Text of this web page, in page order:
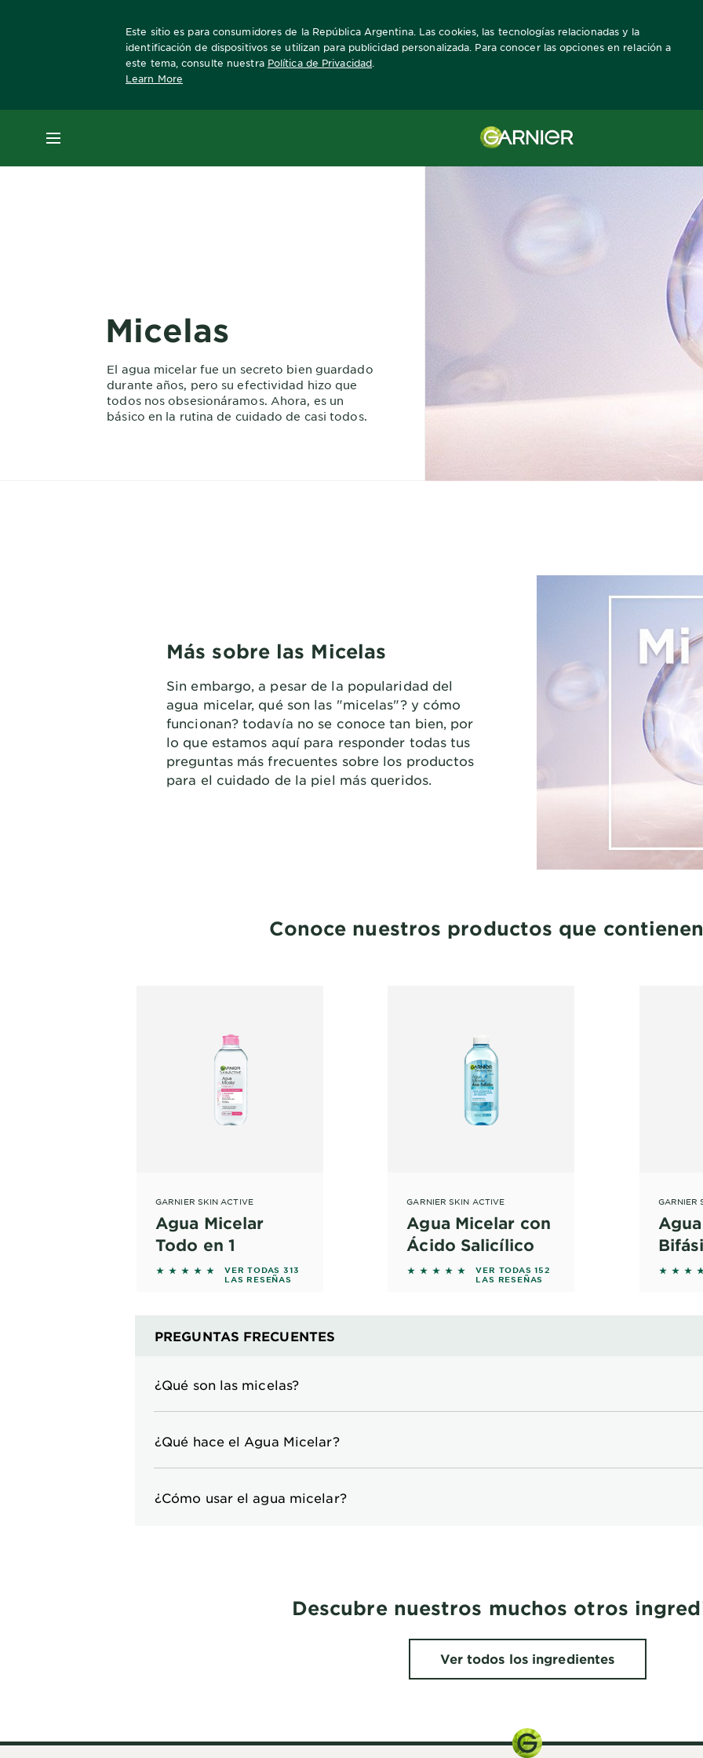
Este sitio es para consumidores de la República Argentina. Las cookies, las tecnologías relacionadas y la
identificación de dispositivos se utilizan para publicidad personalizada. Para conocer las opciones en relación a
este tema, consulte nuestra Política de Privacidad
Learn More
MENÚ
Home ingredientes
Micelas
El agua micelar fue un secreto bien guardado
durante años, pero su efectividad hizo que
todos nos obsesionáramos. Ahora, es un
básico en la rutina de cuidado de casi todos.
Más sobre las Micelas
Sin embargo, a pesar de la popularidad del
agua micelar, qué son las "micelas"? y cómo
funcionan? todavía no se conoce tan bien, por
lo que estamos aquí para responder todas tus
preguntas más frecuentes sobre los productos
para el cuidado de la piel más queridos.
Conoce nuestros productos que
GARNIER SKIN ACTIVE
Agua Micelar
Todo en 1
5 out of 5 stars based on reviews
VER TODAS 313
LAS RESEÑAS
GARNIER SKIN ACTIVE
Agua Micelar con
Ácido Salicílico
5 out of 5 stars based on reviews
VER TODAS 152
LAS RESEÑAS
GARNIER
5 out
PREGUNTAS FRECUENTES
¿Qué son las micelas?
¿Qué hace el Agua Micelar?
¿Cómo usar el agua micelar?
Descubre nuestros muchos otros
Ver todos los ingredientes